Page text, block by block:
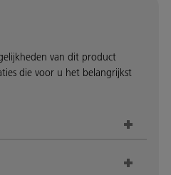
van dit product
die voor u het belangrijkst